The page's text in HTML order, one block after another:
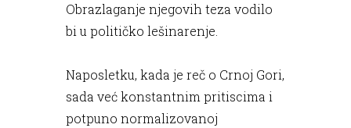
Obrazlaganje njegovih teza vodilo
bi u političko lešinarenje.
Naposletku, kada je reč o Crnoj Gori,
sada već konstantnim pritiscima i
potpuno normalizovanoj